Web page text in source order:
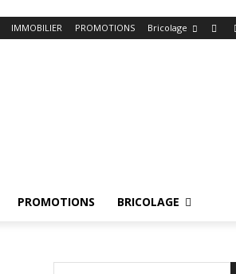
IMMOBILIER PROMOTIONS Bricolage
PROMOTIONS BRICOLAGE